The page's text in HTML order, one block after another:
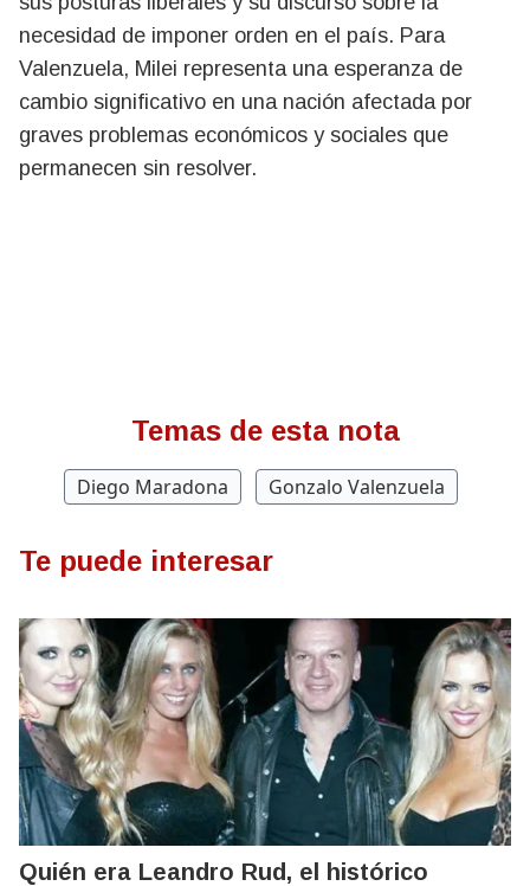
necesidad de imponer orden en el país. Para
Valenzuela, Milei representa una esperanza de
cambio significativo en una nación afectada por
graves problemas económicos y sociales que
permanecen sin resolver.
Temas de esta nota
Diego Maradona Gonzalo Valenzuela
Te puede interesar
Quién era Leandro Rud, el histórico